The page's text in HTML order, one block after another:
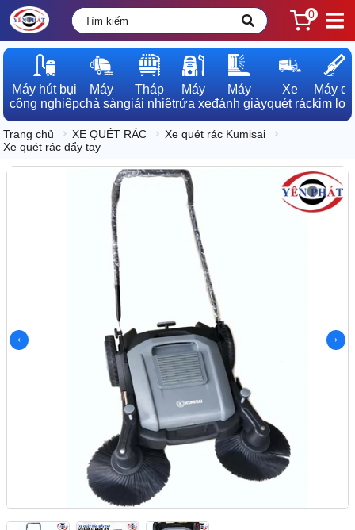
0
Máy hút bụi
công nghiệp
Máy
chà sàn
Tháp
giải nhiệt
Máy
rửa xe
Máy
đánh giày
Xe
quét rác
Máy dò
kim loại
Trang chủ XE QUÉT RÁC
Xe quét rác Kumisai
Xe quét rác đẩy tay